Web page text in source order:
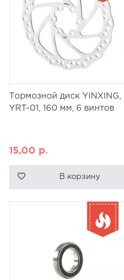
Тормозной диск YINXING,
YRT-01, 160 мм, 6 винтов
15,00 р.
В корзину